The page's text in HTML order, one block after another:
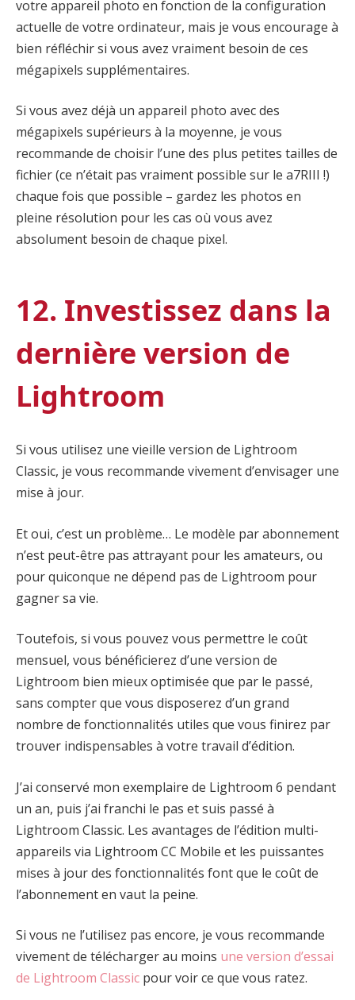
votre appareil photo en fonction de la configuration
actuelle de votre ordinateur, mais je vous encourage à
bien réfléchir si vous avez vraiment besoin de ces
mégapixels supplémentaires.
Si vous avez déjà un appareil photo avec des
mégapixels supérieurs à la moyenne, je vous
recommande de choisir l’une des plus petites tailles de
fichier (ce n’était pas vraiment possible sur le a7RIII !)
chaque fois que possible – gardez les photos en
pleine résolution pour les cas où vous avez
absolument besoin de chaque pixel.
12. Investissez dans la
dernière version de
Lightroom
Si vous utilisez une vieille version de Lightroom
Classic, je vous recommande vivement d’envisager une
mise à jour.
Et oui, c’est un problème… Le modèle par abonnement
n’est peut-être pas attrayant pour les amateurs, ou
pour quiconque ne dépend pas de Lightroom pour
gagner sa vie.
Toutefois, si vous pouvez vous permettre le coût
mensuel, vous bénéficierez d’une version de
Lightroom bien mieux optimisée que par le passé,
sans compter que vous disposerez d’un grand
nombre de fonctionnalités utiles que vous finirez par
trouver indispensables à votre travail d’édition.
J’ai conservé mon exemplaire de Lightroom 6 pendant
un an, puis j’ai franchi le pas et suis passé à
Lightroom Classic. Les avantages de l’édition multi-
appareils via Lightroom CC Mobile et les puissantes
mises à jour des fonctionnalités font que le coût de
l’abonnement en vaut la peine.
Si vous ne l’utilisez pas encore, je vous recommande
vivement de télécharger au moins une version d’essai
de Lightroom Classic pour voir ce que vous ratez.